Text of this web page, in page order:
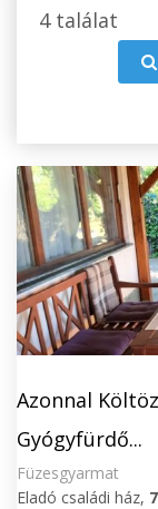
4 találat
Azonnal
Gyógyfürdő...
Füzesgyarmat
Eladó családi ház,